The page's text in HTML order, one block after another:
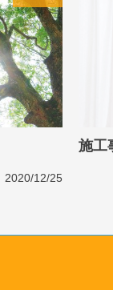
2020/12/25
施工